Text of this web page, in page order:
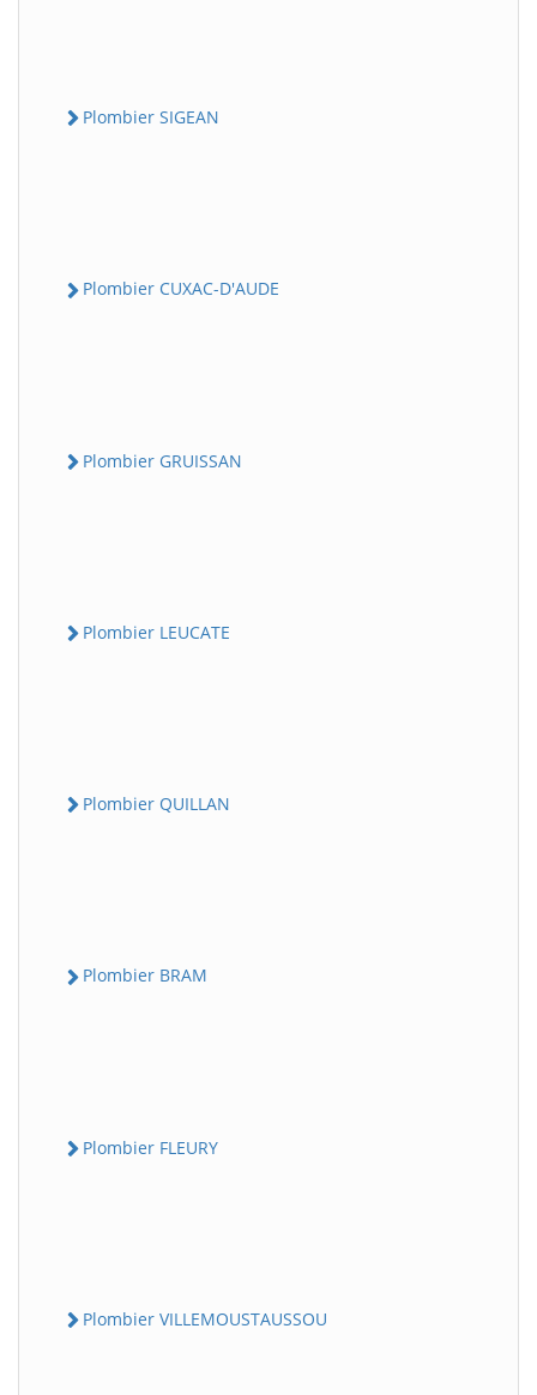
Plombier SIGEAN
Plombier CUXAC-D'AUDE
Plombier GRUISSAN
Plombier LEUCATE
Plombier QUILLAN
Plombier BRAM
Plombier FLEURY
Plombier VILLEMOUSTAUSSOU